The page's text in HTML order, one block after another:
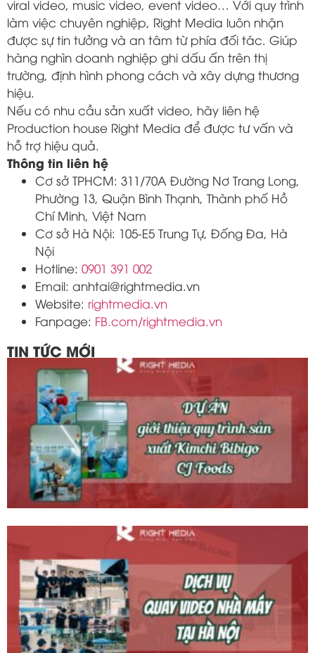
viral video, music video, event video… Với quy trình
làm việc chuyên nghiệp, Right Media luôn nhận
được sự tin tưởng và an tâm từ phía đối tác. Giúp
hàng nghìn doanh nghiệp ghi dấu ấn trên thị
trường, định hình phong cách và xây dựng thương
hiệu.
Nếu có nhu cầu sản xuất video, hãy liên hệ
Production house Right Media để được tư vấn và
hỗ trợ hiệu quả.
Thông tin liên hệ
Cơ sở TPHCM: 311/70A Đường Nơ Trang Long,
Phường 13, Quận Bình Thạnh, Thành phố Hồ
Chí Minh, Việt Nam
Cơ sở Hà Nội: 105-E5 Trung Tự, Đống Đa, Hà
Nội
Hotline: 0901 391 002
Email: anhtai@rightmedia.vn
Website: rightmedia.vn
Fanpage: FB.com/rightmedia.vn
TIN TỨC MỚI